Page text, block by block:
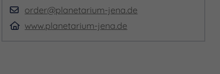
order@planetarium-jena.de
www.planetarium-jena.de